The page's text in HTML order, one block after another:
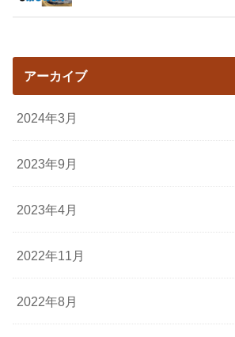
アーカイブ
2024年3月
2023年9月
2023年4月
2022年11月
2022年8月